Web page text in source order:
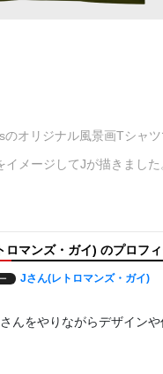
オリジナル風景画Tシャツ
メージしてJが描きました
ロマンズ・ガイ) のプロフ
Jさん(レトロマンズ・ガイ)
んをやりながらデザインや